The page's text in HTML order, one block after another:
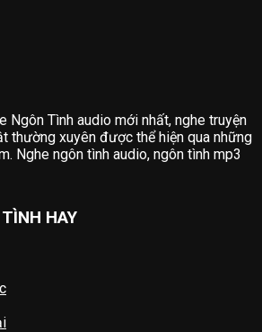
Ngôn Tình audio mới nhất, nghe truyện
thường xuyên được thể hiện qua những
Nghe ngôn tình audio, ngôn tình mp3
HAY